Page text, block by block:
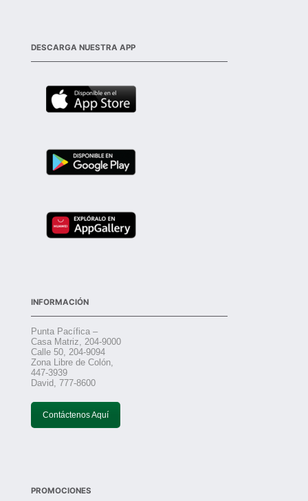
DESCARGA NUESTRA APP
INFORMACIÓN
Punta Pacífica –
Casa Matriz, 204-9000
Calle 50, 204-9094
Zona Libre de Colón,
447-3939
David, 777-8600
Contáctenos Aquí
PROMOCIONES